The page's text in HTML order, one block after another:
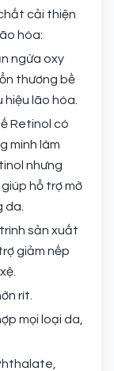
cải thiện
hóa:
ngừa oxy
thương bề
lão hóa.
Retinol có
minh lâm
nhưng
hỗ trợ mờ
da.
sản xuất
giảm nếp
rít.
mọi loại da,